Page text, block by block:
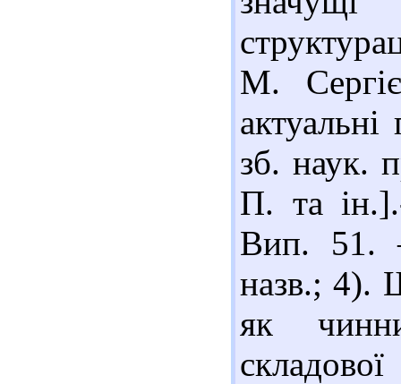
М.
зб. наук.
П. та
Вип. 51.
назв.; 4).
як